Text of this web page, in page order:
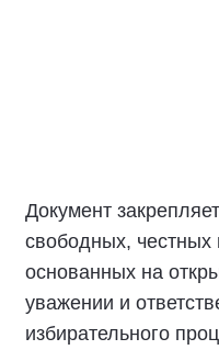
Документ
свободных,
основанных на
уважении и
избирательного